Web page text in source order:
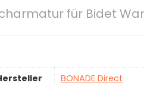
für Bidet
‎BONADE Direct